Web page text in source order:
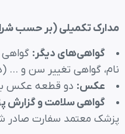
مدارک تکمیلی (بر حسب
گواهی‌های دیگر: گواهی
نام، گواهی تغییر سن و …
عکس: دو قطعه عکس
گواهی سلامت و گزارش
پزشک معتمد سفارت صادر